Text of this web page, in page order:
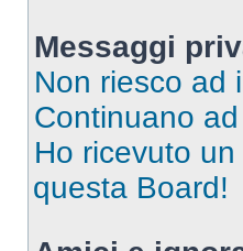
Messaggi
Non riesco ad
Continuano
Ho ricevuto
questa Board!